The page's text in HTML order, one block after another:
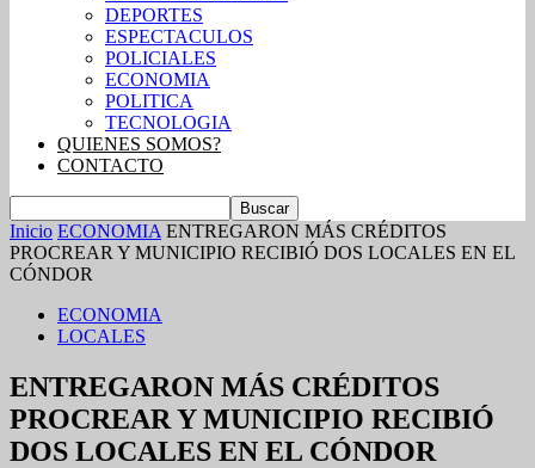
DEPORTES
ESPECTACULOS
POLICIALES
ECONOMIA
POLITICA
TECNOLOGIA
QUIENES SOMOS?
CONTACTO
Inicio ECONOMIA ENTREGARON MÁS CRÉDITOS
PROCREAR Y MUNICIPIO RECIBIÓ DOS LOCALES EN EL
CÓNDOR
ECONOMIA
LOCALES
ENTREGARON MÁS CRÉDITOS
PROCREAR Y MUNICIPIO RECIBIÓ
DOS LOCALES EN EL CÓNDOR